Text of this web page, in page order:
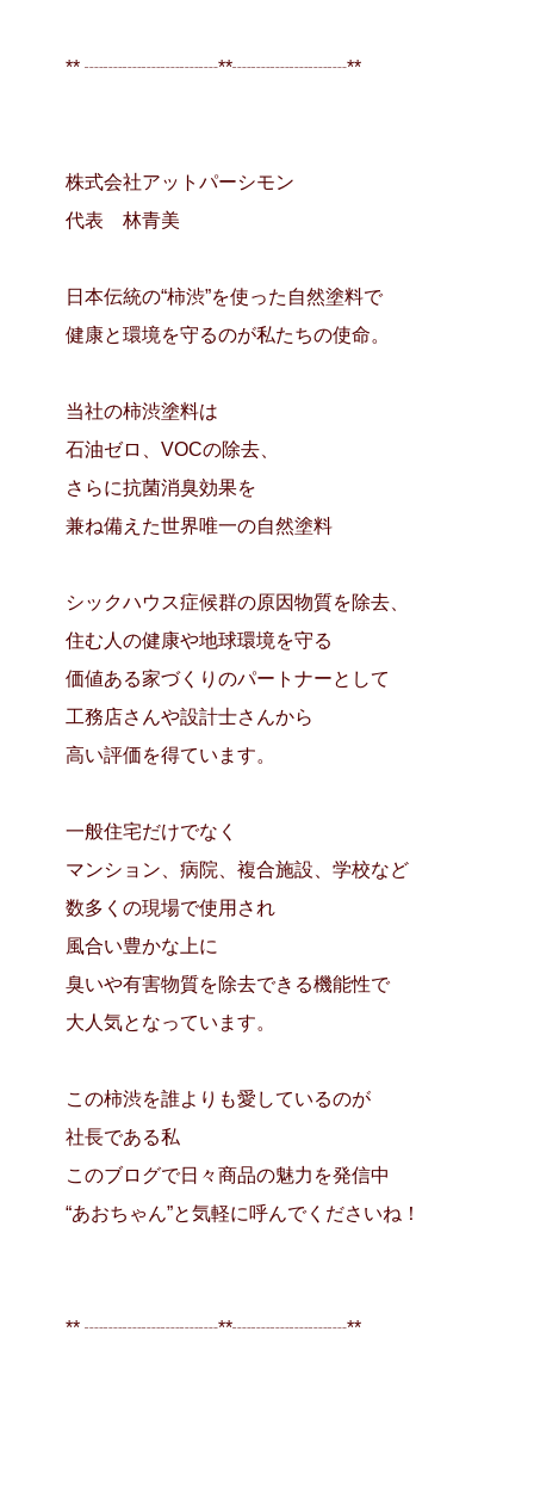
** ┈┈┈┈┈┈┈**┈┈┈┈┈┈**
株式会社アットパーシモン
代表 林青美
日本伝統の“柿渋”を使った自然塗料で
健康と環境を守るのが私たちの使命。
当社の柿渋塗料は
石油ゼロ、VOCの除去、
さらに抗菌消臭効果を
兼ね備えた世界唯一の自然塗料
シックハウス症候群の原因物質を除去、
住む人の健康や地球環境を守る
価値ある家づくりのパートナーとして
工務店さんや設計士さんから
高い評価を得ています。
一般住宅だけでなく
マンション、病院、複合施設、学校など
数多くの現場で使用され
風合い豊かな上に
臭いや有害物質を除去できる機能性で
大人気となっています。
この柿渋を誰よりも愛しているのが
社長である私
このブログで日々商品の魅力を発信中
“あおちゃん”と気軽に呼んでくださいね！
** ┈┈┈┈┈┈┈**┈┈┈┈┈┈**